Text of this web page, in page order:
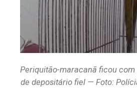
Periquitão-maracanã ficou
de depositário fiel — Foto: